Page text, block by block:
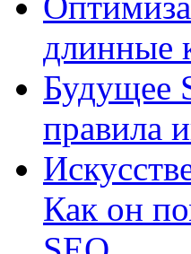
длинные
Будущее
правила
Как он